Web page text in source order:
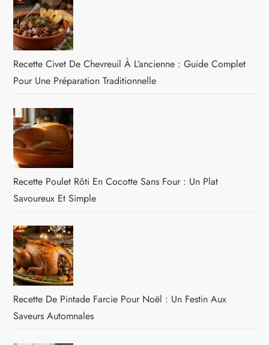
Recette Civet De Chevreuil À L’ancienne : Guide Complet
Pour Une Préparation Traditionnelle
Recette Poulet Rôti En Cocotte Sans Four : Un Plat
Savoureux Et Simple
Recette De Pintade Farcie Pour Noël : Un Festin Aux
Saveurs Automnales